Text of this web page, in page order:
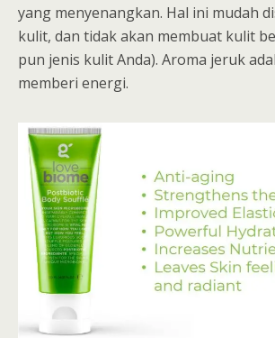
yang menyenangkan. Hal ini mudah
kulit, dan tidak akan membuat kulit
pun jenis kulit Anda). Aroma jeruk
memberi energi.